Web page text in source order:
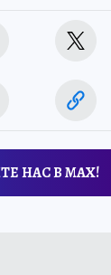
НАС В МАХ!